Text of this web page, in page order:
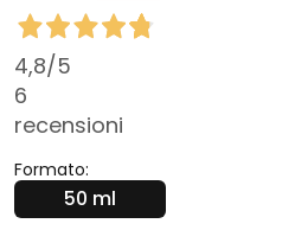
c
i
e
t
e
r
4,8/5
6
recensioni
Formato:
50 ml